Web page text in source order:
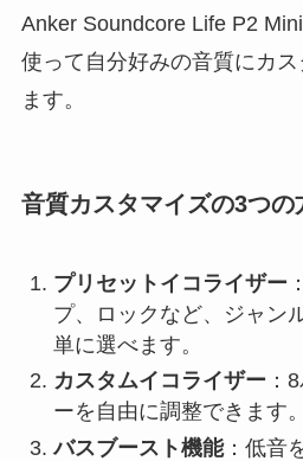
Anker Soundcore Life P2
使って自分好みの音質にカ
ます。
音質カスタマイズの3つの
プリセットイコライザー
プ、ロックなど、ジャン
単に選べます。
カスタムイコライザー ：
ーを自由に調整できます。
バスブースト機能：低音